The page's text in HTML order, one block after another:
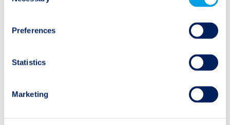
Preferences
Statistics
Marketing